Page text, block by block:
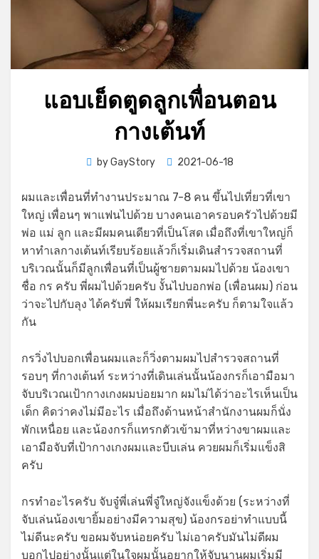
แอบเย็ดตูดลูกเพื่อนตอน
กางเต้นท์
byGayStory
Posted
2021-06-18
ผมและเพื่อนที่ทำงานประมาณ 7-8 คน ขึ้นไปเที่ยวที่เขา
ใหญ่ เพื่อนๆ พาแฟนไปด้วย บางคนเอาครอบครัวไปด้วยมี
พ่อ แม่ ลูก และมีผมคนเดียวที่เป็นโสด เมื่อถึงที่เขาใหญ่ก็
หาทำเลกางเต้นท์เรียบร้อยแล้วก็เริ่มเดินสำรวจสถานที่
บริเวณนั้นก็มีลูกเพื่อนที่เป็นผู้ชายตามผมไปด้วย น้องเขา
ชื่อ กร ครับ พี่ผมไปด้วยครับ งั้นไปบอกพ่อ (เพื่อนผม) ก่อน
ว่าจะไปกับลุง ได้ครับพี่ ให้ผมเรียกพี่นะครับ ก็ตามใจแล้ว
กัน
กรวิ่งไปบอกเพื่อนผมและก็วิ่งตามผมไปสำรวจสถานที่
รอบๆ ที่กางเต้นท์ ระหว่างที่เดินเล่นนั้นน้องกรก็เอามือมา
จับบริเวณเป้ากางเกงผมบ่อยมาก ผมไม่ได้ว่าอะไรเห็นเป็น
เด็ก คิดว่าคงไม่มีอะไร เมื่อถึงด้านหน้าสำนักงานผมก็นั่ง
พักเหนื่อย และน้องกรก็แทรกตัวเข้ามาที่หว่างขาผมและ
เอามือจับที่เป้ากางเกงผมและบีบเล่น ควยผมก็เริ่มแข็งสิ
ครับ
กรทำอะไรครับ จับจู๋พี่เล่นพี่จู๋ใหญ่จังแข็งด้วย (ระหว่างที่
จับเล่นน้องเขายิ้มอย่างมีความสุข) น้องกรอย่าทำแบบนี้
ไม่ดีนะครับ ขอผมจับหน่อยครับ ไม่เอาครับมันไม่ดีผม
บอกไปอย่างนั้นแต่ในใจผมนั้นอยากให้จับนานผมเริ่มมี